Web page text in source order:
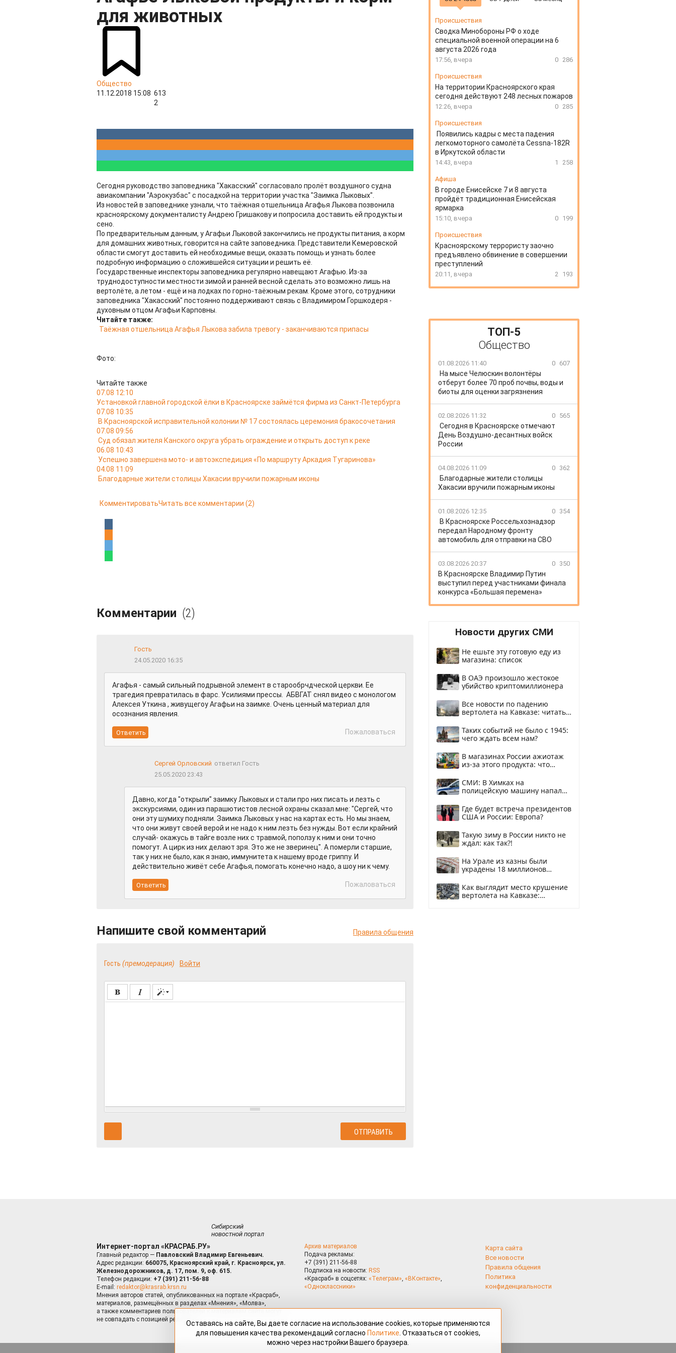
для животных
Общество
11.12.2018 15:08 613
2
Сегодня руководство заповедника "Хакасский" согласовало пролёт воздушного судна
авиакомпании "Аэрокузбас" с посадкой на территории участка "Заимка Лыковых".
Из новостей в заповеднике узнали, что таёжная отшельница Агафья Лыкова позвонила
красноярскому документалисту Андрею Гришакову и попросила доставить ей продукты и
сено.
По предварительным данным, у Агафьи Лыковой закончились не продукты питания, а корм
для домашних животных, говорится на сайте заповедника. Представители Кемеровской
области смогут доставить ей необходимые вещи, оказать помощь и узнать более
подробную информацию о сложившейся ситуации и решить её.
Государственные инспекторы заповедника регулярно навещают Агафью. Из-за
труднодоступности местности зимой и ранней весной сделать это возможно лишь на
вертолёте, а летом - ещё и на лодках по горно-таёжным рекам. Кроме этого, сотрудники
заповедника "Хакасский" постоянно поддерживают связь с Владимиром Горшкодеря -
духовным отцом Агафьи Карповны.
Читайте также:
Таёжная отшельница Агафья Лыкова забила тревогу - заканчиваются припасы
Фото:
Читайте также
07.08 12:10
Установкой главной городской ёлки в Красноярске займётся фирма из Санкт-Петербурга
07.08 10:35
В Красноярской исправительной колонии № 17 состоялась церемония бракосочетания
07.08 09:56
Суд обязал жителя Канского округа убрать ограждение и открыть доступ к реке
06.08 10:43
Успешно завершена мото- и автоэкспедиция «По маршруту Аркадия Тугаринова»
04.08 11:09
Благодарные жители столицы Хакасии вручили пожарным иконы
КомментироватьЧитать все комментарии (2)
Комментарии (2)
Гость
24.05.2020 16:35
Агафья - самый сильный подрывной элемент в старообрчдческой церкви. Ее
трагедия превратилась в фарс. Усилиями прессы. АБВГАТ снял видео с монологом
Алексея Уткина , живущегоу Агафьи на заимке. Очень ценный материал для
осознания явления.
Пожаловаться
Сергей Орловский ответил Гость
25.05.2020 23:43
Давно, когда "открыли" заимку Лыковых и стали про них писать и лезть с
экскурсиями, один из парашютистов лесной охраны сказал мне: "Сергей, что
они эту шумиху подняли. Заимка Лыковых у нас на картах есть. Но мы знаем,
что они живут своей верой и не надо к ним лезть без нужды. Вот если крайний
случай- окажусь в тайге возле них с травмой, поползу к ним и они точно
помогут. А цирк из них делают зря. Это же не зверинец". А померли старшие,
так у них не было, как я знаю, иммунитета к нашему вроде гриппу. И
действительно живёт себе Агафья, помогать конечно надо, а шоу ни к чему.
Пожаловаться
Напишите свой комментарий Правила общения
Гость (премодерация) Войти
Происшествия
Сводка Минобороны РФ о ходе
специальной военной операции на 6
августа 2026 года
17:56, вчера 0 286
Происшествия
На территории Красноярского края
сегодня действуют 248 лесных пожаров
12:26, вчера 0 285
Происшествия
Появились кадры с места падения
легкомоторного самолёта Cessna-182R
в Иркутской области
14:43, вчера 1 258
Афиша
В городе Енисейске 7 и 8 августа
пройдёт традиционная Енисейская
ярмарка
15:10, вчера 0 199
Происшествия
Красноярскому террористу заочно
предъявлено обвинение в совершении
преступлений
20:11, вчера 2 193
ТОП-5
Общество
01.08.2026 11:40 0 607
На мысе Челюскин волонтёры
отберут более 70 проб почвы, воды и
биоты для оценки загрязнения
02.08.2026 11:32 0 565
Сегодня в Красноярске отмечают
День Воздушно-десантных войск
России
04.08.2026 11:09 0 362
Благодарные жители столицы
Хакасии вручили пожарным иконы
01.08.2026 12:35 0 354
В Красноярске Россельхознадзор
передал Народному фронту
автомобиль для отправки на СВО
03.08.2026 20:37 0 350
В Красноярске Владимир Путин
выступил перед участниками финала
конкурса «Большая перемена»
Новости других СМИ
Не ешьте эту готовую еду из
магазина: список
В ОАЭ произошло жестокое
убийство криптомиллионера
Все новости по падению
вертолета на Кавказе: читать
Таких событий не было с 1945:
чего ждать всем нам?
В магазинах России ажиотаж
из-за этого продукта: что
СМИ: В Химках на
полицейскую машину напали
Где будет встреча президентов
США и России: Европа?
Такую зиму в России никто не
ждал: как так?!
На Урале из казны были
украдены 18 миллионов
Как выглядит место крушение
вертолета на Кавказе:
Сибирский
новостной портал
Интернет-портал «КРАСРАБ.РУ»
Главный редактор — Павловский Владимир Евгеньевич.
Адрес редакции: 660075, Красноярский край, г. Красноярск, ул.
Железнодорожников, д. 17, пом. 9, оф. 615.
Телефон редакции: +7 (391) 211-56-88
E-mail: redaktor@krasrab.krsn.ru
Мнения авторов статей, опубликованных на портале «Красраб»,
материалов, размещённых в разделах «Мнения», «Молва»,
а также комментариев пользователей к материалам сайта могут
не совпадать с позицией редакции.
Архив материалов
Подача рекламы:
+7 (391) 211-56-88
Подписка на новости: RSS
«Красраб» в соцсетях: «Телеграм», «ВКонтакте»,
«Одноклассники»
Карта сайта
Все новости
Правила общения
Политика
конфиденциальности
Оставаясь на сайте, Вы даете согласие на использование cookies, которые применяются
для повышения качества рекомендаций согласно Политике . Отказаться от cookies,
можно через настройки Вашего браузера.